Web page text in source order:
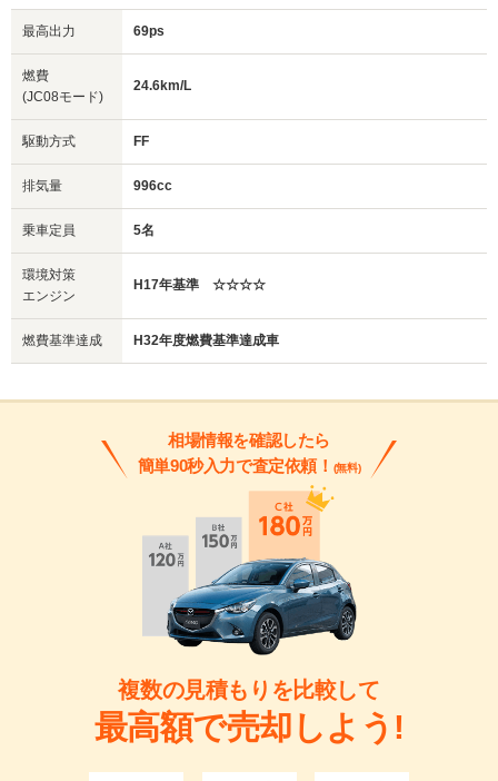
最高出力 69ps
燃費
(JC08モード)
24.6km/L
駆動方式 FF
排気量 996cc
乗車定員 5名
環境対策
エンジン
H17年基準 ☆☆☆☆
燃費基準達成 H32年度燃費基準達成車
相場情報を確認したら
簡単90秒入力で査定依頼！ (無料)
複数の見積もりを比較して
最高額で売却しよう!